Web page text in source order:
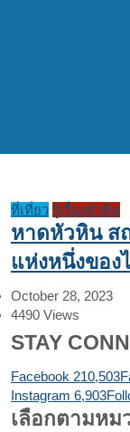
ที่เที่ยว รู้เรื่องหัวหิน
หาดหัวหิน ส
แห่งหนึ่งของ
October 28, 2023
4490 Views
STAY
Facebook 210,503
Instagram 6,903
เลือกตามหม